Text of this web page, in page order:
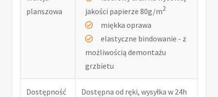
planszowa
jakości papierze 80g/m2
miękka oprawa
elastyczne bindowanie - z
możliwością demontażu
grzbietu
Dostępność Dostępna od ręki, wysyłka w 24h